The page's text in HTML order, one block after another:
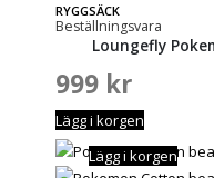
RYGGSÄCK
Beställningsvara
Loungefly
999 kr
Lägg i korgen
Lägg i korgen